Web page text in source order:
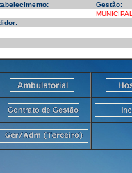
Gestão: